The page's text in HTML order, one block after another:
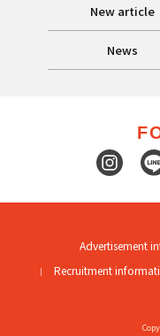
New article
News
Advertisement
Recruitment